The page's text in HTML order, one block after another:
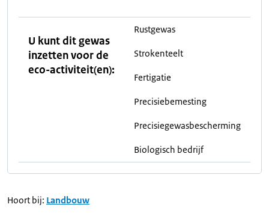
U kunt dit gewas
inzetten voor de
eco-activiteit(en):
Rustgewas
Strokenteelt
Fertigatie
Precisiebemesting
Precisiegewasbescherming
Biologisch bedrijf
Hoort bij: Landbouw